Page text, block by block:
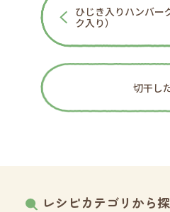
ひじき入りハンバー
ク入り）
切干し
レシピカテゴリから